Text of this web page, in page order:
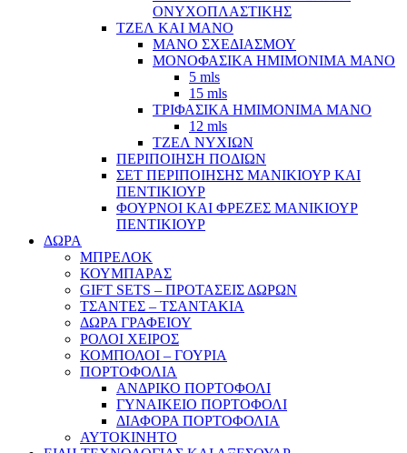
ΟΝΥΧΟΠΛΑΣΤΙΚΗΣ
ΤΖΕΛ ΚΑΙ ΜΑΝΟ
ΜΑΝΟ ΣΧΕΔΙΑΣΜΟΥ
ΜΟΝΟΦΑΣΙΚΑ ΗΜΙΜΟΝΙΜΑ ΜΑΝΟ
5 mls
15 mls
ΤΡΙΦΑΣΙΚΑ ΗΜΙΜΟΝΙΜΑ ΜΑΝΟ
12 mls
ΤΖΕΛ ΝΥΧΙΩΝ
ΠΕΡΙΠΟΙΗΣΗ ΠΟΔΙΩΝ
ΣΕΤ ΠΕΡΙΠΟΙΗΣΗΣ ΜΑΝΙΚΙΟΥΡ ΚΑΙ
ΠΕΝΤΙΚΙΟΥΡ
ΦΟΥΡΝΟΙ ΚΑΙ ΦΡΕΖΕΣ ΜΑΝΙΚΙΟΥΡ
ΠΕΝΤΙΚΙΟΥΡ
ΔΩΡΑ
ΜΠΡΕΛΟΚ
ΚΟΥΜΠΑΡΑΣ
GIFT SETS – ΠΡΟΤΑΣΕΙΣ ΔΩΡΩΝ
ΤΣΑΝΤΕΣ – ΤΣΑΝΤΑΚΙΑ
ΔΩΡΑ ΓΡΑΦΕΙΟΥ
ΡΟΛΟΙ ΧΕΙΡΟΣ
ΚΟΜΠΟΛΟΙ – ΓΟΥΡΙΑ
ΠΟΡΤΟΦΟΛΙΑ
ΑΝΔΡΙΚΟ ΠΟΡΤΟΦΟΛΙ
ΓΥΝΑΙΚΕΙΟ ΠΟΡΤΟΦΟΛΙ
ΔΙΑΦΟΡΑ ΠΟΡΤΟΦΟΛΙΑ
ΑΥΤΟΚΙΝΗΤΟ